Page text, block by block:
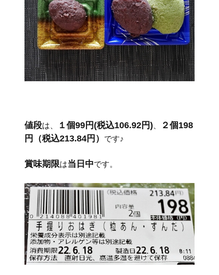
値段は、 １個99円(税込106.92円)
２個198
円（税込213.84円）
です♪
賞味期限は当日中です。